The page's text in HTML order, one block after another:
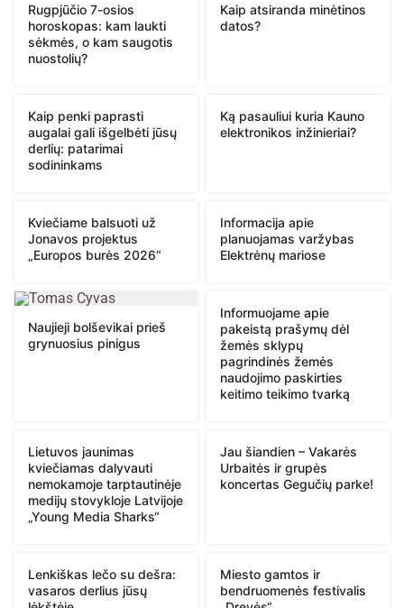
Rugpjūčio 7-osios
horoskopas: kam laukti
sėkmės, o kam saugotis
nuostolių?
Kaip atsiranda minėtinos
datos?
Kaip penki paprasti
augalai gali išgelbėti jūsų
derlių: patarimai
sodininkams
Ką pasauliui kuria Kauno
elektronikos inžinieriai?
Kviečiame balsuoti už
Jonavos projektus
„Europos burės 2026“
Informacija apie
planuojamas varžybas
Elektrėnų mariose
Naujieji bolševikai prieš
grynuosius pinigus
Informuojame apie
pakeistą prašymų dėl
žemės sklypų
pagrindinės žemės
naudojimo paskirties
keitimo teikimo tvarką
Lietuvos jaunimas
kviečiamas dalyvauti
nemokamoje tarptautinėje
medijų stovykloje Latvijoje
„Young Media Sharks“
Jau šiandien – Vakarės
Urbaitės ir grupės
koncertas Gegučių parke!
Lenkiškas lečo su dešra:
vasaros derlius jūsų
Miesto gamtos ir
bendruomenės festivalis